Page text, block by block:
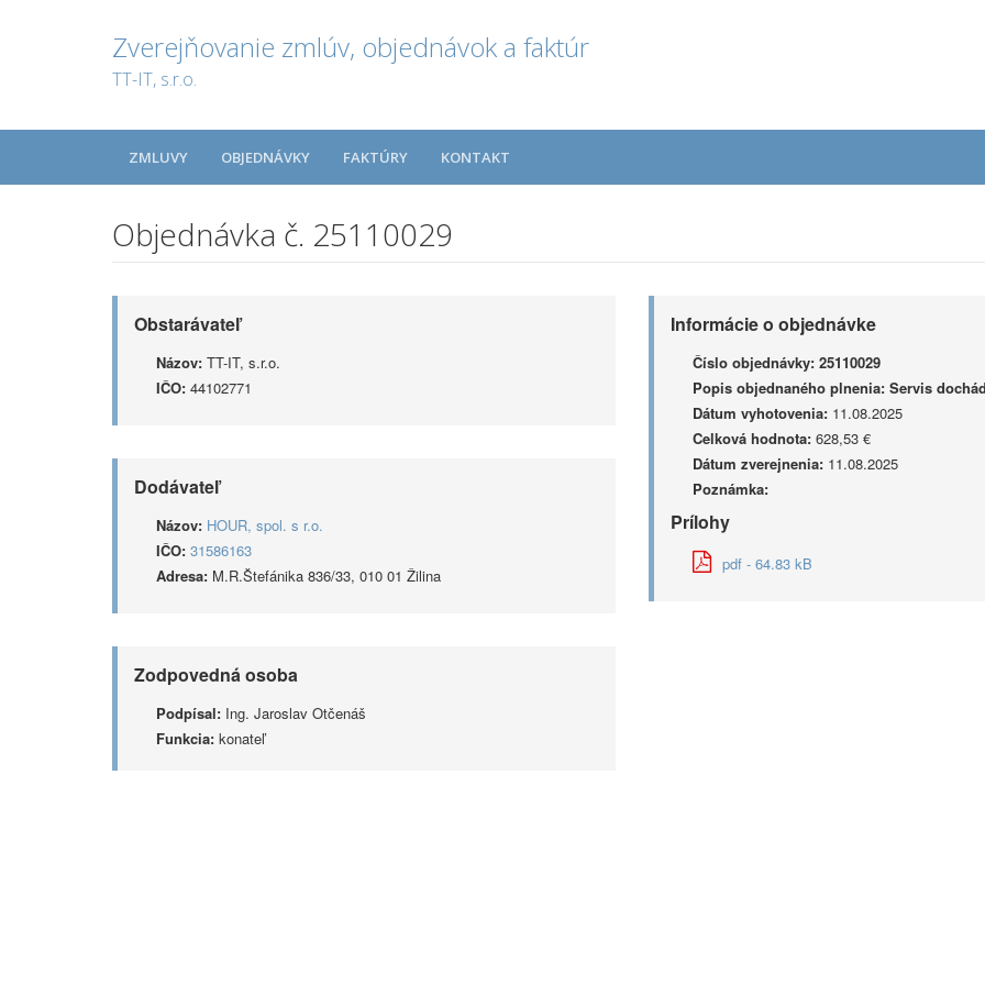
Zverejňovanie zmlúv, objednávok a faktúr
TT-IT, s.r.o.
ZMLUVY OBJEDNÁVKY FAKTÚRY KONTAKT
Objednávka č. 25110029
Obstarávateľ
Názov: TT-IT, s.r.o.
IČO: 44102771
Dodávateľ
Názov: HOUR, spol. s r.o.
IČO: 31586163
Adresa: M.R.Štefánika 836/33, 010 01 Žilina
Zodpovedná osoba
Podpísal: Ing. Jaroslav Otčenáš
Funkcia: konateľ
Informácie o objednávke
Číslo objednávky: 25110029
Popis objednaného plnenia: Servis
Dátum vyhotovenia:11.08.2025
Celková hodnota:628,53 €
Dátum zverejnenia:11.08.2025
Poznámka:
Prílohy
pdf - 64.83 kB